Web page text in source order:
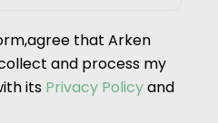
that Arken
and process my
its Privacy Policyand